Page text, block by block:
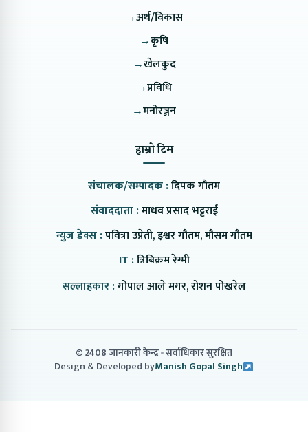
→अर्थ/विकास
→कृषि
→खेलकुद
→प्रविधि
→मनोरञ्जन
हाम्रो टिम
संचालक/सम्पादक :दिपक गौतम
संवाददाता :माधव प्रसाद भट्टराई
न्युज डेक्स :पवित्रा उप्रेती, इश्वर गौतम, मौसम गौतम
IT :त्रिबिक्रम रेग्मी
सल्लाहकार :गोपाल आले मगर, रोशन पोखरेल
© 2408 जानकारी केन्द्र सर्वाधिकार सुरक्षित
Design & Developed byManish Gopal Singh